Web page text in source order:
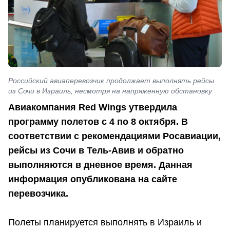
Российский авиаперевозчик продолжает выполнять рейсы
из Сочи в Израиль, несмотря на напряженную обстановку
Авиакомпания Red Wings утвердила
программу полетов с 4 по 8 октября. В
соответствии с рекомендациями Росавиации,
рейсы из Сочи в Тель-Авив и обратно
выполняются в дневное время. Данная
информация опубликована на сайте
перевозчика.
Полеты планируется выполнять в Израиль и